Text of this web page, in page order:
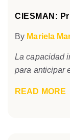
CIESMAN:
By Mariela
La capacidad
para anticipar
READ MORE